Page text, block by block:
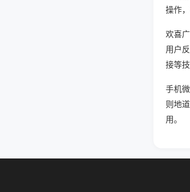
操作
欢喜
用户
接等
手机
则地
用。